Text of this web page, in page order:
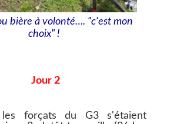
bière à volonté…. "c'est mon
choix" !
Jour 2
forçats du G3 s'étaient